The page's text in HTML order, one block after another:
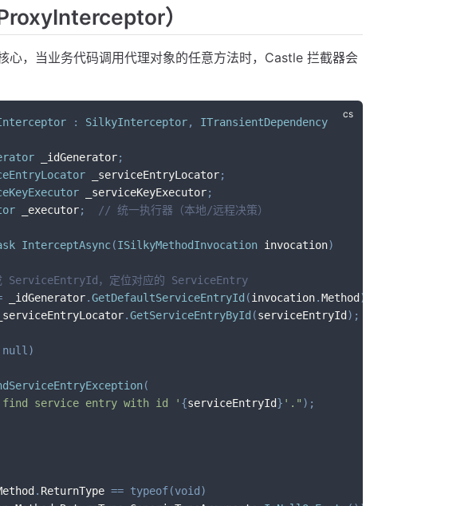
）
心，当业务代码调用代理对象的任意方法时，Castle 拦截器会
: SilkyInterceptor,
ITransientDependency
_idGenerator;
_serviceEntryLocator;
_serviceKeyExecutor;
_executor; // 统一执行器（本地/远程决策）
InterceptAsync(ISilkyMethodInvocation invocation)
ServiceEntryId，定位对应的 ServiceEntry
_idGenerator.GetDefaultServiceEntryId (invocation.Method )
.GetServiceEntryById (serviceEntryId ) ;
null )
(
find service entry with id ' {serviceEntryId} '." ) ;
. ReturnType == typeof(void )